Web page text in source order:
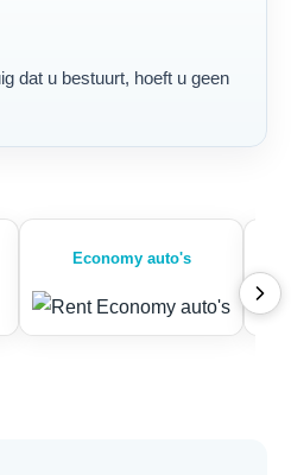
dat u bestuurt, hoeft u geen
Economy auto's